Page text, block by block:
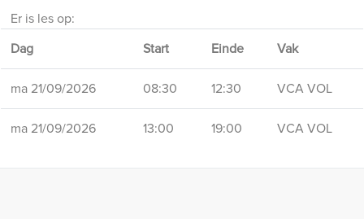
Er is les op:
Dag
Start Einde Vak
ma 21/09/2026 08:30 12:30 VCA VOL
ma 21/09/2026 13:00 19:00 VCA VOL